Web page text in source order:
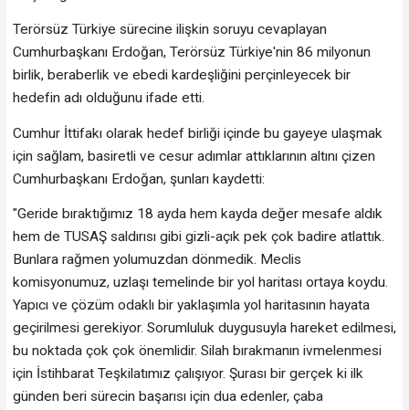
Terörsüz Türkiye sürecine ilişkin soruyu cevaplayan
Cumhurbaşkanı Erdoğan, Terörsüz Türkiye'nin 86 milyonun
birlik, beraberlik ve ebedi kardeşliğini perçinleyecek bir
hedefin adı olduğunu ifade etti.
Cumhur İttifakı olarak hedef birliği içinde bu gayeye ulaşmak
için sağlam, basiretli ve cesur adımlar attıklarının altını çizen
Cumhurbaşkanı Erdoğan, şunları kaydetti:
"Geride bıraktığımız 18 ayda hem kayda değer mesafe aldık
hem de TUSAŞ saldırısı gibi gizli-açık pek çok badire atlattık.
Bunlara rağmen yolumuzdan dönmedik. Meclis
komisyonumuz, uzlaşı temelinde bir yol haritası ortaya koydu.
Yapıcı ve çözüm odaklı bir yaklaşımla yol haritasının hayata
geçirilmesi gerekiyor. Sorumluluk duygusuyla hareket edilmesi,
bu noktada çok çok önemlidir. Silah bırakmanın ivmelenmesi
için İstihbarat Teşkilatımız çalışıyor. Şurası bir gerçek ki ilk
günden beri sürecin başarısı için dua edenler, çaba